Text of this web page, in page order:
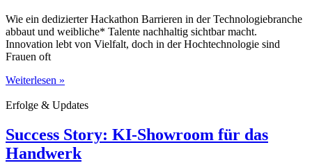
Wie ein dedizierter Hackathon Barrieren in der Technologiebranche
abbaut und weibliche* Talente nachhaltig sichtbar macht.
Innovation lebt von Vielfalt, doch in der Hochtechnologie sind
Frauen oft
Weiterlesen »
Erfolge & Updates
Success Story: KI-Showroom für das
Handwerk